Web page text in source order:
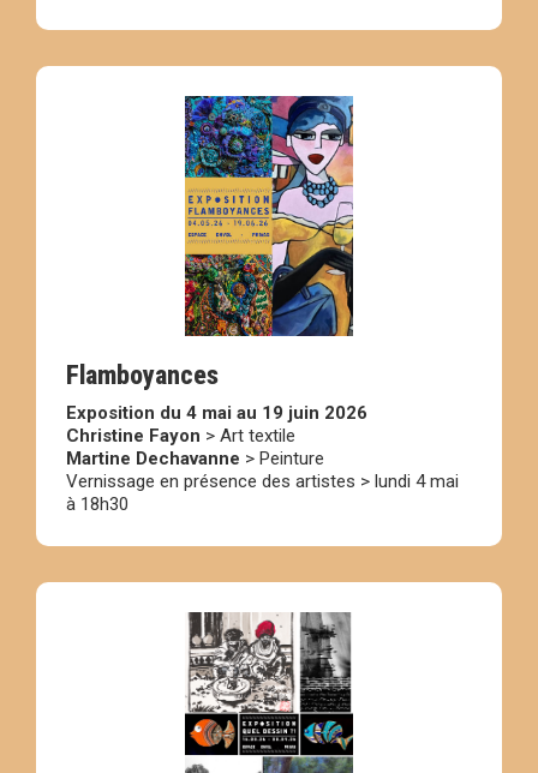
Flamboyances
Exposition du 4 mai au 19 juin 2026
Christine Fayon > Art textile
Martine Dechavanne > Peinture
Vernissage en présence des artistes > lundi 4 mai
à 18h30